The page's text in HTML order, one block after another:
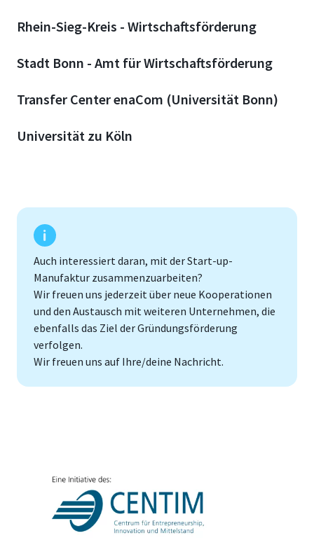
Rhein-Sieg-Kreis - Wirtschaftsförderung
Stadt Bonn - Amt für Wirtschaftsförderung
Transfer Center enaCom (Universität Bonn)
Universität zu Köln
Auch interessiert daran, mit der Start-up-
Manufaktur zusammenzuarbeiten?
Wir freuen uns jederzeit über neue Kooperationen
und den Austausch mit weiteren Unternehmen, die
ebenfalls das Ziel der Gründungsförderung
verfolgen.
Wir freuen uns auf Ihre/deine Nachricht.